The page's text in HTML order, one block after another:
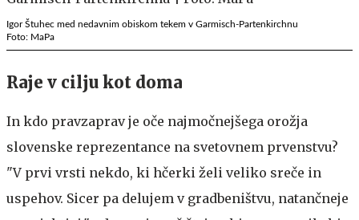
Igor Štuhec med nedavnim obiskom tekem v Garmisch-Partenkirchnu
Foto: MaPa
Raje v cilju kot doma
In kdo pravzaprav je oče najmočnejšega orožja
slovenske reprezentance na svetovnem prvenstvu?
"V prvi vrsti nekdo, ki hčerki želi veliko sreče in
uspehov. Sicer pa delujem v gradbeništvu, natančneje